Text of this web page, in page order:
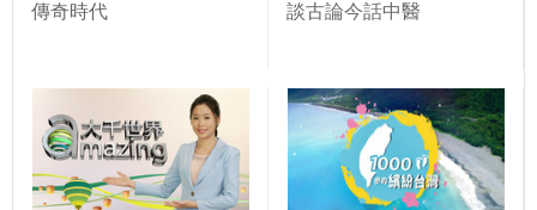
傳奇時代 談古論今話中醫